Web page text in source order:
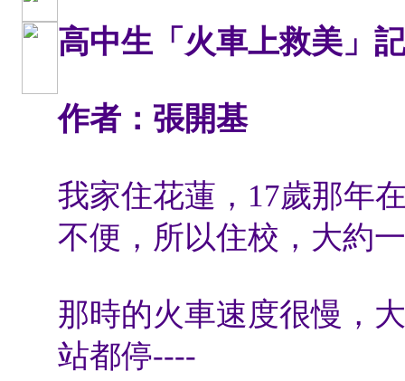
高中生「火車上救美」記
作者：張開基
我家住花蓮，17歲那年
不便，所以住校，大約
那時的火車速度很慢，
站都停----